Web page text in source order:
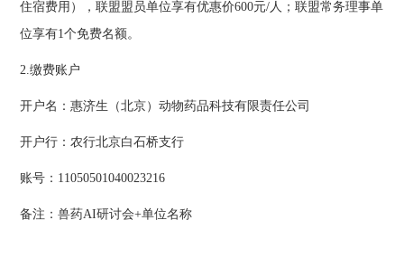
住宿费用），联盟盟员单位享有优惠价600元/人；联盟常务理事单
位享有1个免费名额。
2.缴费账户
开户名：惠济生（北京）动物药品科技有限责任公司
开户行：农行北京白石桥支行
账号：11050501040023216
备注：兽药AI研讨会+单位名称